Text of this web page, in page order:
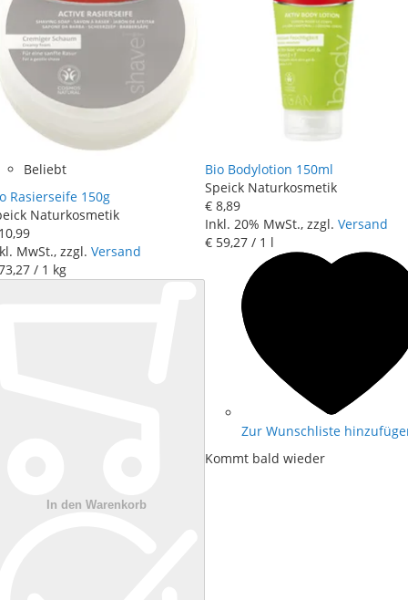
Beliebt
Rasierseife 150g
Naturkosmetik
,99
MwSt., zzgl. Versand
,27 / 1 kg
In den Warenkorb
Bio Bodylotion 150ml
Speick Naturkosmetik
€ 8,89
Inkl. 20% MwSt., zzgl. Versand
€ 59,27 / 1 l
Zur Wunschliste
Kommt bald wieder